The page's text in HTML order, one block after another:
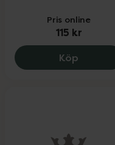
Pris online
115 kr
Köp Vichy